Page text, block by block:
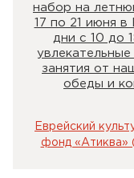
набор на
17 по 21 июня
дни с 10 до
увлекательные
занятия от
обеды и
Еврейский
фонд «Атиква»